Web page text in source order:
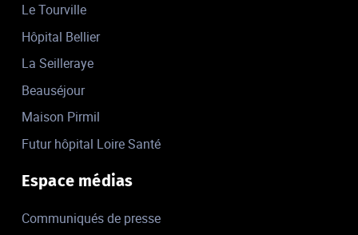
Le Tourville
Hôpital Bellier
La Seilleraye
Beauséjour
Maison Pirmil
Futur hôpital Loire Santé
Espace médias
Communiqués de presse